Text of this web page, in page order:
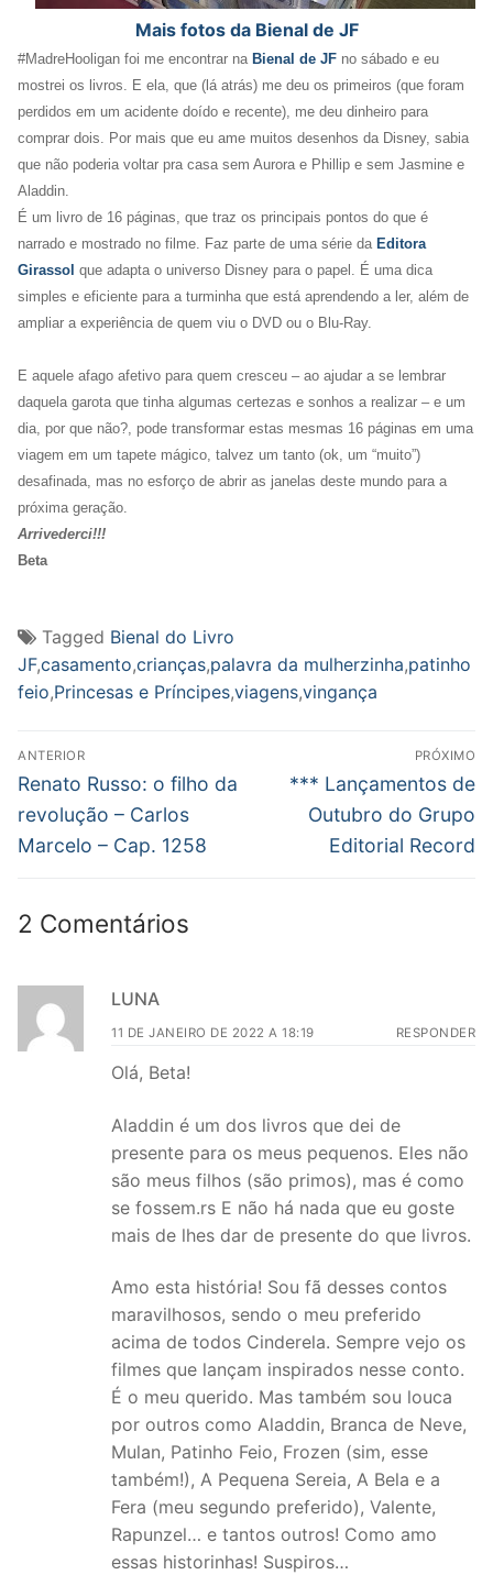
Mais fotos da Bienal de JF
#MadreHooligan foi me encontrar na Bienal de JF no sábado e eu
mostrei os livros. E ela, que (lá atrás) me deu os primeiros (que foram
perdidos em um acidente doído e recente), me deu dinheiro para
comprar dois. Por mais que eu ame muitos desenhos da Disney, sabia
que não poderia voltar pra casa sem Aurora e Phillip e sem Jasmine e
Aladdin.
É um livro de 16 páginas, que traz os principais pontos do que é
narrado e mostrado no filme. Faz parte de uma série da Editora
Girassol que adapta o universo Disney para o papel. É uma dica
simples e eficiente para a turminha que está aprendendo a ler, além de
ampliar a experiência de quem viu o DVD ou o Blu-Ray.
E aquele afago afetivo para quem cresceu – ao ajudar a se lembrar
daquela garota que tinha algumas certezas e sonhos a realizar – e um
dia, por que não?, pode transformar estas mesmas 16 páginas em uma
viagem em um tapete mágico, talvez um tanto (ok, um “muito”)
desafinada, mas no esforço de abrir as janelas deste mundo para a
próxima geração.
Arrivederci!!!
Beta
Tagged Bienal do Livro
JF,casamento,crianças,palavra da mulherzinha,patinho
feio,Princesas e Príncipes,viagens,vingança
Navegação
de
Post
ANTERIOR
Post
anterior:
Renato Russo: o filho da
revolução – Carlos
Marcelo – Cap. 1258
PRÓXIMO
Próximo
post:
*** Lançamentos de
Outubro do Grupo
Editorial Record
2 Comentários
LUNA
11 DE JANEIRO DE 2022 A 18:19 RESPONDER
Olá, Beta!
Aladdin é um dos livros que dei de
presente para os meus pequenos. Eles não
são meus filhos (são primos), mas é como
se fossem.rs E não há nada que eu goste
mais de lhes dar de presente do que livros.
Amo esta história! Sou fã desses contos
maravilhosos, sendo o meu preferido
acima de todos Cinderela. Sempre vejo os
filmes que lançam inspirados nesse conto.
É o meu querido. Mas também sou louca
por outros como Aladdin, Branca de Neve,
Mulan, Patinho Feio, Frozen (sim, esse
também!), A Pequena Sereia, A Bela e a
Fera (meu segundo preferido), Valente,
Rapunzel… e tantos outros! Como amo
essas historinhas! Suspiros…